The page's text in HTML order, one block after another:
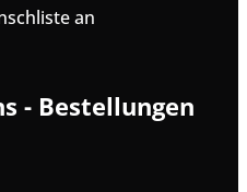
an
- Bestellungen